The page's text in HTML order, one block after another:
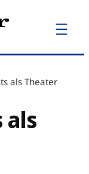
als Theater
als